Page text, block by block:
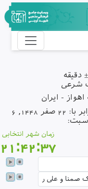
شرعی
- ایران
امروز: پنج شنبه 15 مرداد 1405 برابر با: 22 صفر 1448, 6
زمان شهر انتخابی
21:42:37